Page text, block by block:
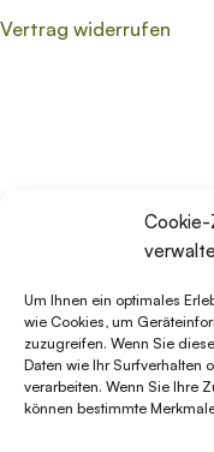
Um Ihnen ein optimales
wie Cookies, um
zuzugreifen. Wenn Sie
Daten wie Ihr Surfverhalten
verarbeiten. Wenn Sie Ihre
können bestimmte
Vertrag widerrufen